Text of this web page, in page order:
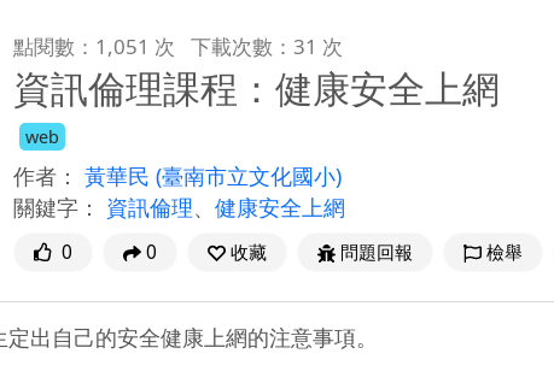
點閱數：1,051 次 下載次數：31 次
資訊倫理課程：健康安全上網
web
作者： 黃華民 (臺南市立文化國小)
關鍵字： 資訊倫理、 健康安全上網
0 0 收藏 問題回報 檢舉
出自己的安全健康上網的注意事項。